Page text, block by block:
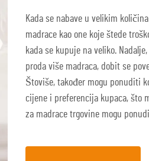
Kada se nabave u velikim
madrace kao one koje štede
kada se kupuje na veliko.
proda više madraca, dobit se
Štoviše, također mogu ponuditi
cijene i preferencija kupaca, što
za madrace trgovine mogu